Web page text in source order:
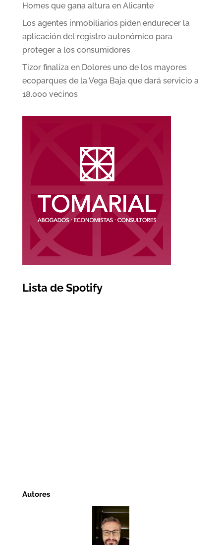
Homes que gana altura en Alicante
Los agentes inmobiliarios piden endurecer la
aplicación del registro autonómico para
proteger a los consumidores
Tizor finaliza en Dolores uno de los mayores
ecoparques de la Vega Baja que dará servicio a
18.000 vecinos
Lista de Spotify
Autores